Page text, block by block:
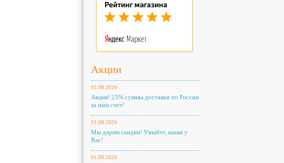
Акции
01.08.2026
Акция! 25% суммы доставки по России
за наш счет!
01.08.2026
Мы дарим скидки! Узнайте, какая у
Вас!
01.08.2026